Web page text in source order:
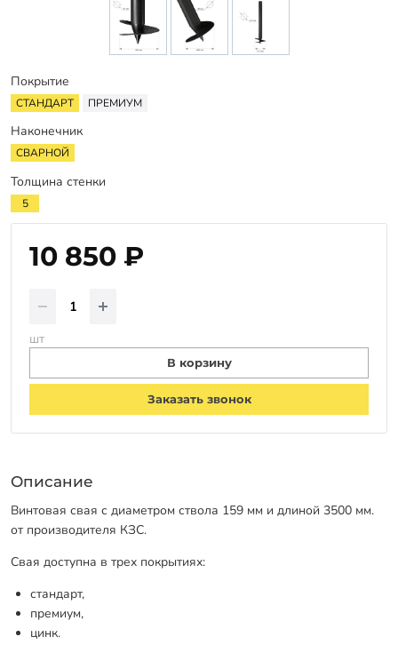
Заказать звонок
Покрытие
СТАНДАРТ ПРЕМИУМ
Наконечник
СВАРНОЙ
Толщина стенки
5
10 850 ₽
шт
В корзину
Заказать звонок
Описание
Винтовая свая с диаметром ствола 159 мм и длиной 3500 мм.
от производителя КЗС.
Свая доступна в трех покрытиях:
стандарт,
премиум,
цинк.